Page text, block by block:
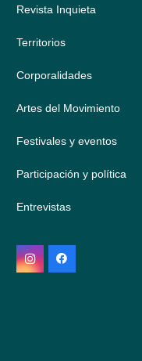
Revista Inquieta
Territorios
Corporalidades
Artes del Movimiento
Festivales y eventos
Participación y política
Entrevistas